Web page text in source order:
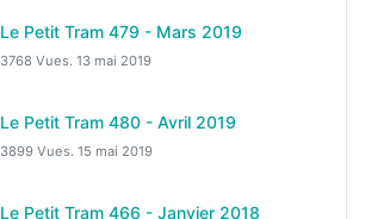
Le Petit Tram 479 - Mars 2019
3768 Vues. 13 mai 2019
Le Petit Tram 480 - Avril 2019
3899 Vues. 15 mai 2019
Le Petit Tram 466 - Janvier 2018